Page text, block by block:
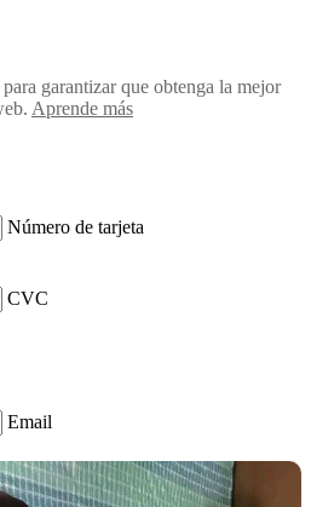
garantizar que obtenga la mejor
Aprende más
Número de tarjeta
CVC
Email